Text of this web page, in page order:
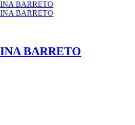
BARRETO